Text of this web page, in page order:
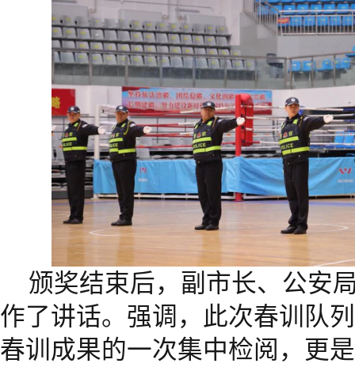
颁奖结束后，副市长、公安
作了讲话。强调，此次春训队
春训成果的一次集中检阅，更